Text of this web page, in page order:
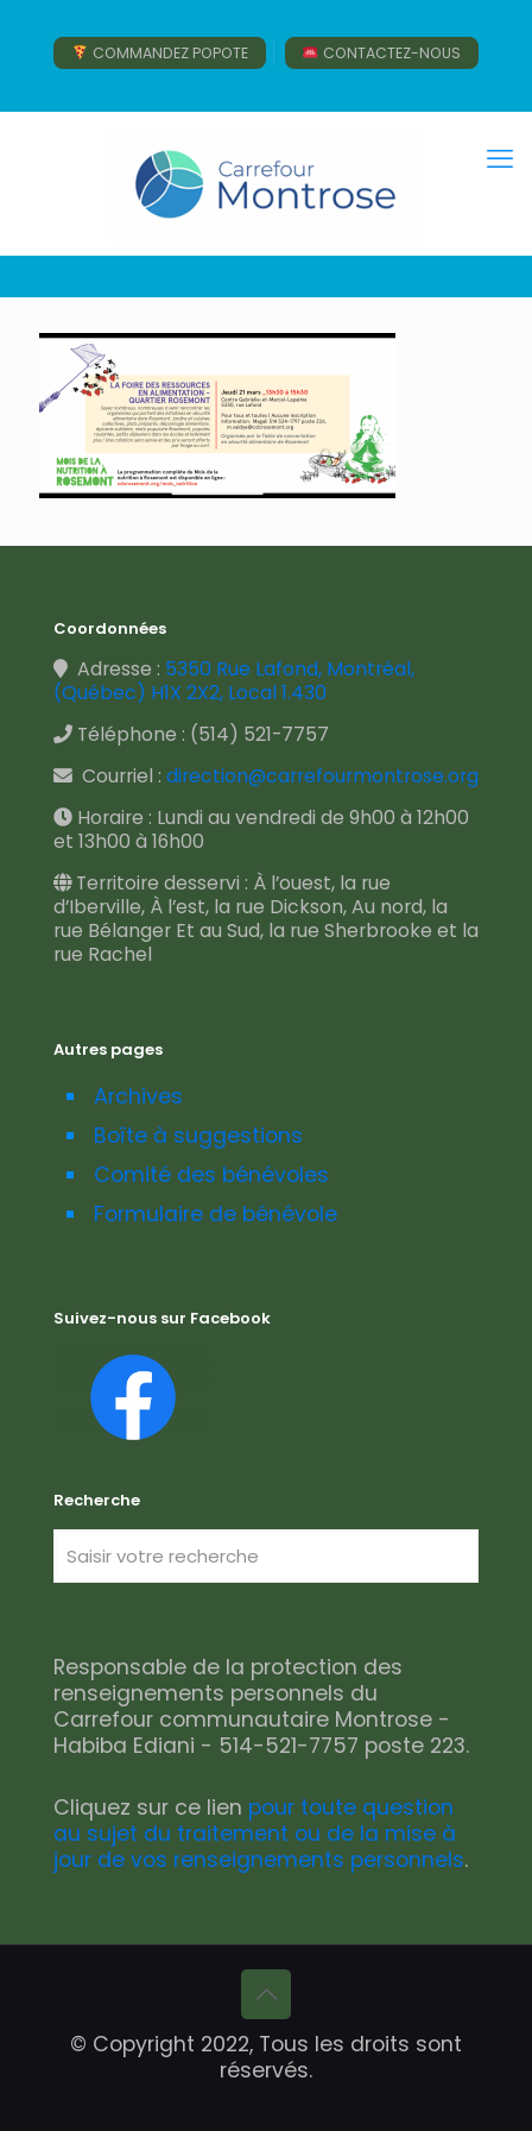
COMMANDEZ POPOTE CONTACTEZ-NOUS
Coordonnées
Adresse : 5350 Rue Lafond, Montréal,
(Québec) H1X 2X2, Local 1.430
Téléphone : (514) 521-7757
Courriel : direction@carrefourmontrose.org
Horaire : Lundi au vendredi de 9h00 à 12h00
et 13h00 à 16h00
Territoire desservi : À l’ouest, la rue
d’Iberville, À l’est, la rue Dickson, Au nord, la
rue Bélanger Et au Sud, la rue Sherbrooke et la
rue Rachel
Autres pages
Archives
Boîte à suggestions
Comité des bénévoles
Formulaire de bénévole
Suivez-nous sur Facebook
Recherche
Responsable de la protection des
renseignements personnels du
Carrefour communautaire Montrose -
Habiba Ediani - 514-521-7757 poste 223.
Cliquez sur ce lien pour toute question
au sujet du traitement ou de la mise à
jour de vos renseignements personnels.
© Copyright 2022, Tous les droits sont
réservés.